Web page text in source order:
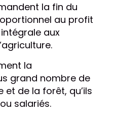
la fin du
au profit
aux
la
grand nombre de
de la forêt, qu’ils
salariés.